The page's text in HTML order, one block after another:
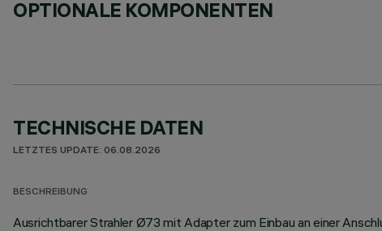
OPTIONALE KOMPONENTEN
TECHNISCHE DATEN
LETZTES UPDATE: 06.08.2026
BESCHREIBUNG
Ausrichtbarer Strahler Ø73 mit Adapter zum Einbau an einer